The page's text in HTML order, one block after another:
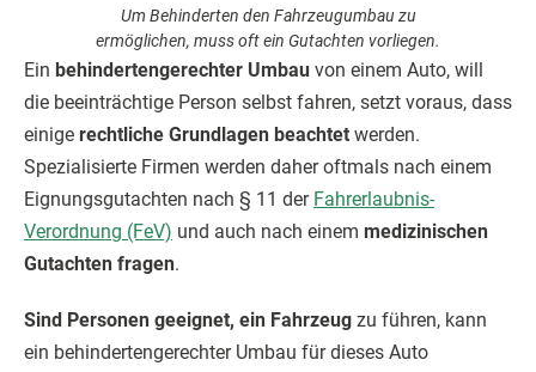
Um Behinderten den Fahrzeugumbau zu
ermöglichen, muss oft ein Gutachten vorliegen.
Ein behindertengerechter Umbau von einem Auto, will
die beeinträchtige Person selbst fahren, setzt voraus, dass
einige rechtliche Grundlagen beachtet werden.
Spezialisierte Firmen werden daher oftmals nach einem
Eignungsgutachten nach § 11 der Fahrerlaubnis-
Verordnung (FeV) und auch nach einem medizinischen
Gutachten fragen.
Sind Personen geeignet, ein Fahrzeug zu führen, kann
ein behindertengerechter Umbau für dieses Auto